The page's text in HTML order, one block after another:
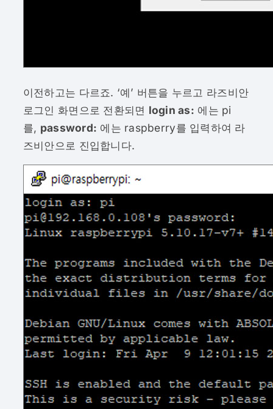
이전하고는 다르죠. ‘예’ 버튼을 누르고 라즈비안
로그인 화면으로 전환되면 login as: 에는 pi
를, password: 에는 raspberry를 입력하여 라
즈비안으로 진입합니다.